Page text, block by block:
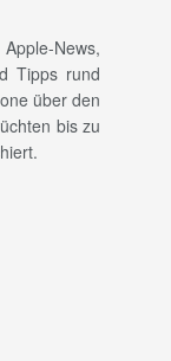
News,
Tipps rund
über den
bis zu